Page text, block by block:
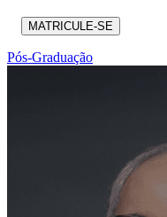
MATRICULE-SE
Pós-Graduação